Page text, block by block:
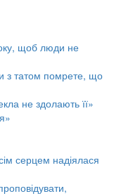
щоб люди не
з татом помрете, що
не здолають її»
серцем надіялася